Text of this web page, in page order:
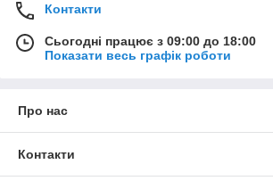
Контакти
Сьогодні працює з 09:00 до 18:00
Показати весь графік роботи
Про нас
Контакти